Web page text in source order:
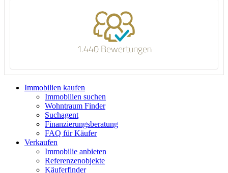
1.440 Bewertungen
Immobilien kaufen
Immobilien suchen
Wohntraum Finder
Suchagent
Finanzierungsberatung
FAQ für Käufer
Verkaufen
Immobilie anbieten
Referenzenobjekte
Käuferfinder